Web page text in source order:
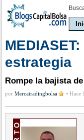
estrategia
Rompe la bajista
por Mercatradingbolsa • Hace